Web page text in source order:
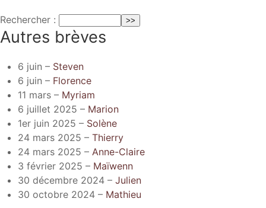
Rechercher :
Autres brèves
6 juin – Steven
6 juin – Florence
11 mars – Myriam
6 juillet 2025 – Marion
1er juin 2025 – Solène
24 mars 2025 – Thierry
24 mars 2025 – Anne-Claire
3 février 2025 – Maïwenn
30 décembre 2024 – Julien
30 octobre 2024 – Mathieu